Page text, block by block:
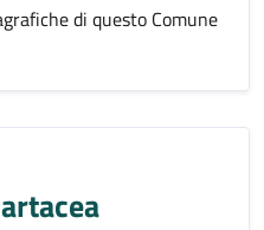
di questo Comune